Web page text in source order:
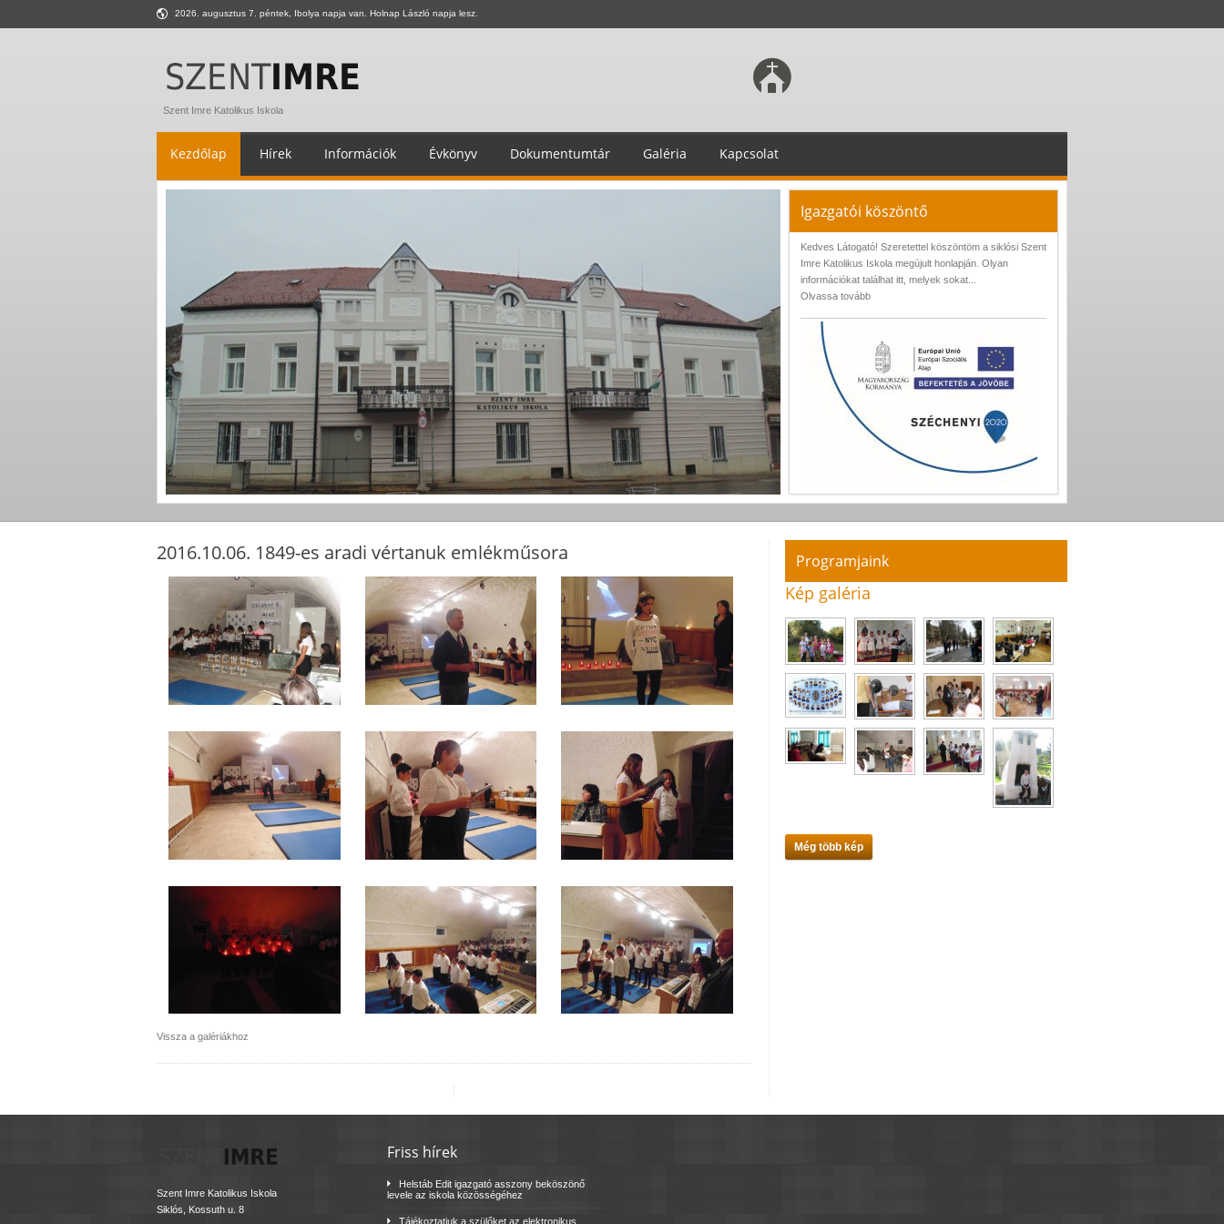
2026. augusztus 7. péntek, Ibolya napja van. Holnap László napja lesz.
Szent Imre Katolikus Iskola
Kezdőlap Hírek Információk Évkönyv Dokumentumtár Galéria Kapcsolat
Igazgatói köszöntő
Kedves Látogató! Szeretettel köszöntöm a siklósi Szent
Imre Katolikus Iskola megújult honlapján. Olyan
információkat találhat itt, melyek sokat...
Olvassa tovább
2016.10.06. 1849-es aradi vértanuk emlékműsora
Vissza a galériákhoz
Programjaink
Kép galéria
Még több kép
Szent Imre Katolikus Iskola
Siklós, Kossuth u. 8
Friss hírek
Helstáb Edit igazgató asszony beköszönő
levele az iskola közösségéhez
Tájékoztatjuk a szülőket az elektronikus